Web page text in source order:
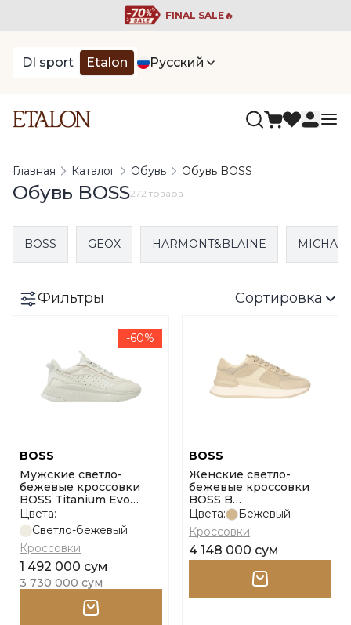
FINAL SALE🔥
DI sport Etalon Русский
Главная Каталог Обувь Обувь BOSS
Обувь BOSS272 товара
BOSS GEOX HARMONT&BLAINE
Фильтры Сортировка
-60%
BOSS
Мужские светло-
бежевые кроссовки
BOSS Titanium Evo
Runner размер 44
Цвета:
Светло-бежевый
Кроссовки
1 492 000 сум
3 730 000 сум
BOSS
Женские светло-
бежевые кроссовки
BOSS B
Icon_Runn_Rhsdalt
размер 36
Цвета:
Бежевый
Кроссовки
4 148 000 сум